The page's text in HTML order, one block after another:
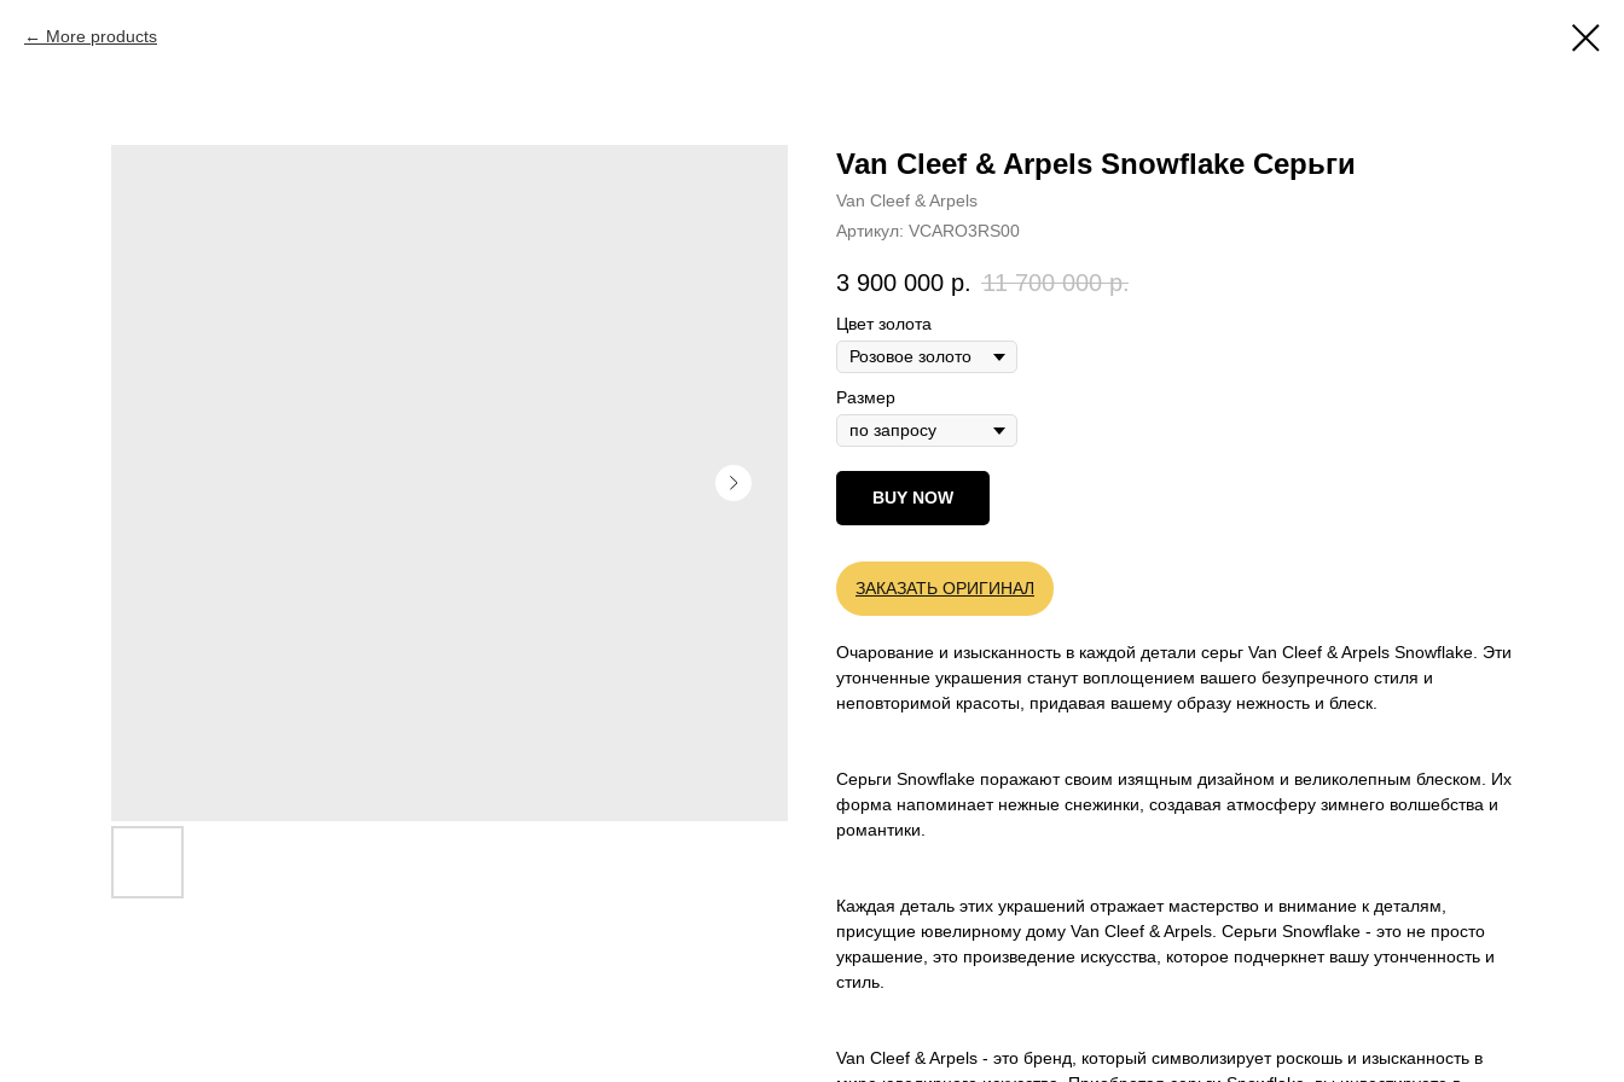
More products
Van Cleef & Arpels Snowflake Серьги
Van Cleef & Arpels
Артикул: VCARO3RS00
3 900 000 р. 11 700 000 р.
Цвет золота
Размер
BUY NOW
ЗАКАЗАТЬ ОРИГИНАЛ
Очарование и изысканность в каждой детали серьг Van Cleef & Arpels Snowflake. Эти
утонченные украшения станут воплощением вашего безупречного стиля и
неповторимой красоты, придавая вашему образу нежность и блеск.
Серьги Snowflake поражают своим изящным дизайном и великолепным блеском. Их
форма напоминает нежные снежинки, создавая атмосферу зимнего волшебства и
романтики.
Каждая деталь этих украшений отражает мастерство и внимание к деталям,
присущие ювелирному дому Van Cleef & Arpels. Серьги Snowflake - это не просто
украшение, это произведение искусства, которое подчеркнет вашу утонченность и
стиль.
Van Cleef & Arpels - это бренд, который символизирует роскошь и изысканность в